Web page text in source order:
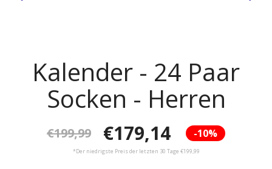
Kalender - 24 Paar
Socken - Herren
-10%
€199,99 €179,14
*Der niedrigste Preis der letzten 30 Tage €199,99